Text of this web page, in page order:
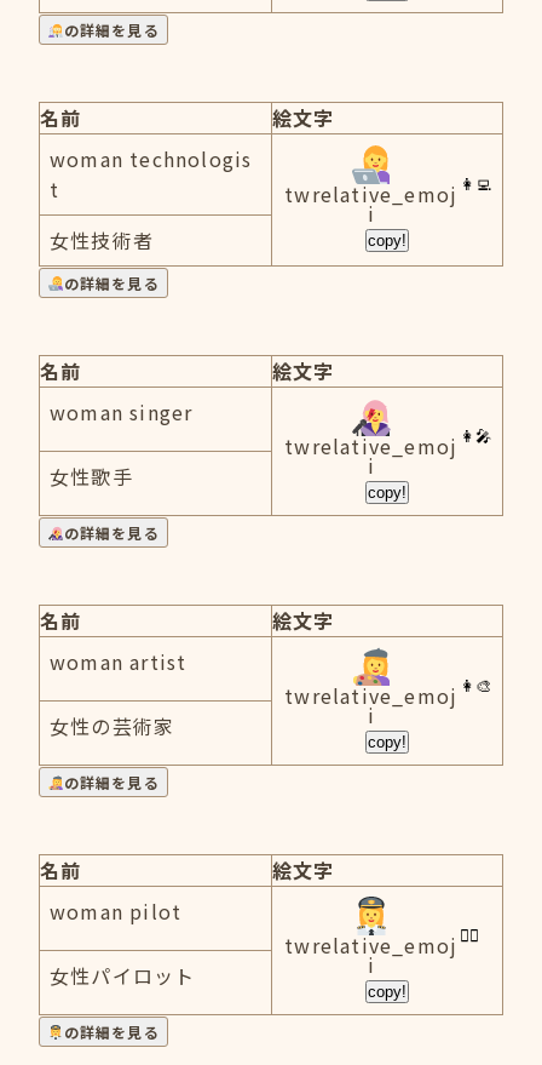
の詳細を見る
名前
絵文字
woman technologis
t
twrelative_emoj
i
copy!
女性技術者
の詳細を見る
名前
絵文字
woman singer
twrelative_emoj
i
copy!
女性歌手
の詳細を見る
名前
絵文字
woman artist
twrelative_emoj
i
copy!
女性の芸術家
の詳細を見る
名前
絵文字
woman pilot
twrelative_emoj
i
copy!
女性パイロット
の詳細を見る